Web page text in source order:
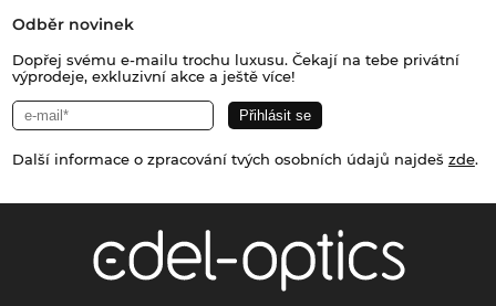
Odběr novinek
Dopřej svému e-mailu trochu luxusu. Čekají na tebe privátní
výprodeje, exkluzivní akce a ještě více!
Další informace o zpracování tvých osobních údajů najdeš zde.